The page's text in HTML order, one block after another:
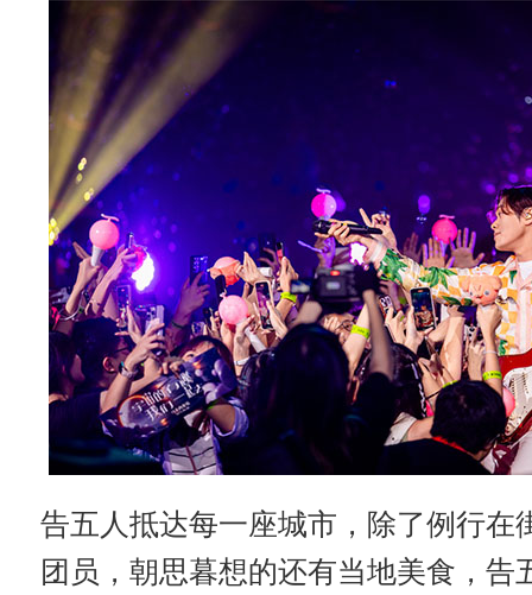
告五人抵达每一座城市，除了例行
团员，朝思暮想的还有当地美食，